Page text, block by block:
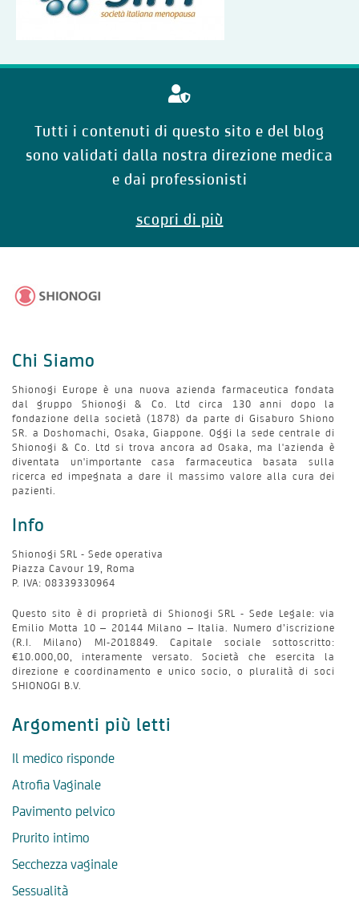
Tutti i contenuti di questo sito e del blog
sono validati dalla nostra direzione medica
e dai professionisti
scopri di più
Chi Siamo
Shionogi Europe è una nuova azienda farmaceutica fondata
dal gruppo Shionogi & Co. Ltd circa 130 anni dopo la
fondazione della società (1878) da parte di Gisaburo Shiono
SR. a Doshomachi, Osaka, Giappone. Oggi la sede centrale di
Shionogi & Co. Ltd si trova ancora ad Osaka, ma l'azienda è
diventata un'importante casa farmaceutica basata sulla
ricerca ed impegnata a dare il massimo valore alla cura dei
pazienti.
Info
Shionogi SRL - Sede operativa
Piazza Cavour 19, Roma
P. IVA: 08339330964
Questo sito è di proprietà di Shionogi SRL - Sede Legale: via
Emilio Motta 10 – 20144 Milano – Italia. Numero d’iscrizione
(R.I. Milano) MI-2018849. Capitale sociale sottoscritto:
€10.000,00, interamente versato. Società che esercita la
direzione e coordinamento e unico socio, o pluralità di soci
SHIONOGI B.V.
Argomenti più letti
Il medico risponde
Atrofia Vaginale
Pavimento pelvico
Prurito intimo
Secchezza vaginale
Sessualità